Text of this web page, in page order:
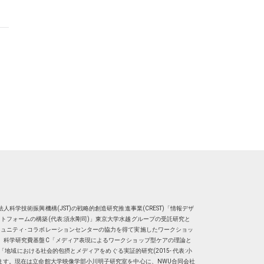
人科学技術振興機構(JST)の戦略的創造研究推進事業(CREST)「情報デザ
フォームの構築(代表:須永剛司)」東京大学水越グループの受託研究と
ニティ･コラボレーションセンターの協力を得て実施したワークショッ
科学研究費基盤C「メディア表現によるワークショップ型ケアの理論と
地域における社会的包摂とメディアをめぐる実証的研究(2015- 代表:小
す。現在は立命館大学映像学部小川明子研究室を中心に、 NWU合同会社